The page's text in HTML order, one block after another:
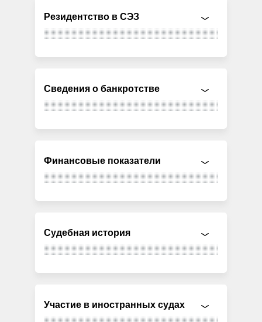
Резидентство в СЭЗ
Сведения о банкротстве
Финансовые показатели
Судебная история
Участие в иностранных судах